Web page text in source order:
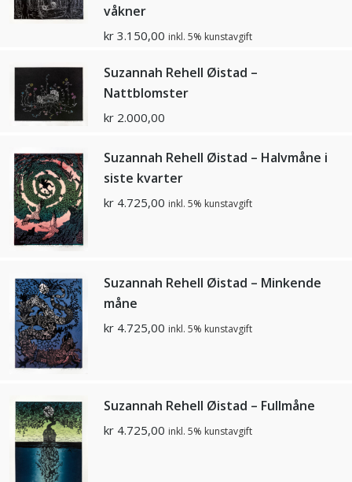
våkner
kr 3.150,00 inkl. 5% kunstavgift
Suzannah Rehell Øistad –
Nattblomster
kr 2.000,00
Suzannah Rehell Øistad – Halvmåne i
siste kvarter
kr 4.725,00 inkl. 5% kunstavgift
Suzannah Rehell Øistad – Minkende
måne
kr 4.725,00 inkl. 5% kunstavgift
Suzannah Rehell Øistad – Fullmåne
kr 4.725,00 inkl. 5% kunstavgift